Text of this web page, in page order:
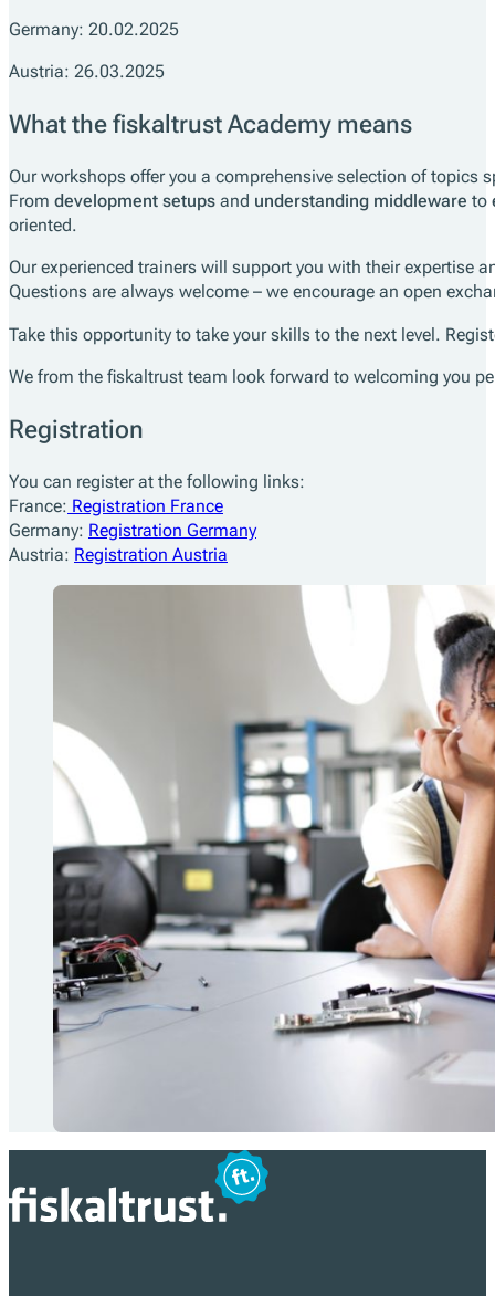
Germany: 20.02.2025
Austria: 26.03.2025
What the fiskaltrust Academy means
Our workshops offer you a comprehensive selection of topics
From development setups and understanding middleware to
oriented.
Our experienced trainers will support you with their expertise
Questions are always welcome – we encourage an open
Take this opportunity to take your skills to the next level.
We from the fiskaltrust team look forward to welcoming you
Registration
You can register at the following links:
France: Registration France
Germany: Registration Germany
Austria: Registration Austria